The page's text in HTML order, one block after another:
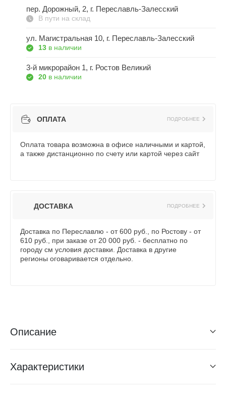
пер. Дорожный, 2, г. Переславль-Залесский
В пути на склад
ул. Магистральная 10, г. Переславль-Залесский
13 в наличии
3-й микрорайон 1, г. Ростов Великий
20 в наличии
ОПЛАТА ПОДРОБНЕЕ
Оплата товара возможна в офисе наличными и картой,
а также дистанционно по счету или картой через сайт
ДОСТАВКА ПОДРОБНЕЕ
Доставка по Переславлю - от 600 руб., по Ростову - от
610 руб., при заказе от 20 000 руб. - бесплатно по
городу см условия доставки. Доставка в другие
регионы оговаривается отдельно.
Описание
Характеристики